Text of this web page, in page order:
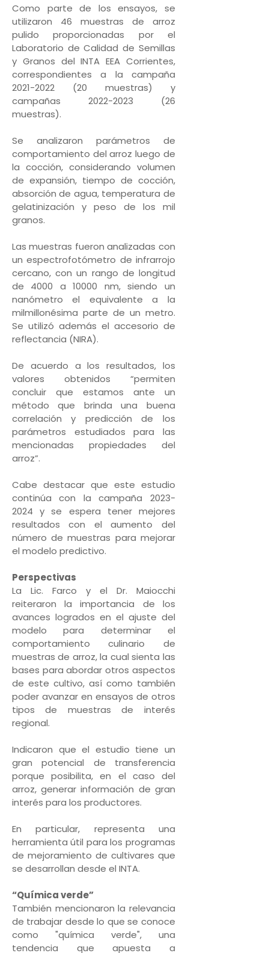
Como parte de los ensayos, se
utilizaron 46 muestras de arroz
pulido proporcionadas por el
Laboratorio de Calidad de Semillas
y Granos del INTA EEA Corrientes,
correspondientes a la campaña
2021-2022 (20 muestras) y
campañas 2022-2023 (26
muestras).
Se analizaron parámetros de
comportamiento del arroz luego de
la cocción, considerando volumen
de expansión, tiempo de cocción,
absorción de agua, temperatura de
gelatinización y peso de los mil
granos.
Las muestras fueron analizadas con
un espectrofotómetro de infrarrojo
cercano, con un rango de longitud
de 4000 a 10000 nm, siendo un
nanómetro el equivalente a la
milmillonésima parte de un metro.
Se utilizó además el accesorio de
reflectancia (NIRA).
De acuerdo a los resultados, los
valores obtenidos “permiten
concluir que estamos ante un
método que brinda una buena
correlación y predicción de los
parámetros estudiados para las
mencionadas propiedades del
arroz”.
Cabe destacar que este estudio
continúa con la campaña 2023-
2024 y se espera tener mejores
resultados con el aumento del
número de muestras para mejorar
el modelo predictivo.
Perspectivas
La Lic. Farco y el Dr. Maiocchi
reiteraron la importancia de los
avances logrados en el ajuste del
modelo para determinar el
comportamiento culinario de
muestras de arroz, la cual sienta las
bases para abordar otros aspectos
de este cultivo, así como también
poder avanzar en ensayos de otros
tipos de muestras de interés
regional.
Indicaron que el estudio tiene un
gran potencial de transferencia
porque posibilita, en el caso del
arroz, generar información de gran
interés para los productores.
En particular, representa una
herramienta útil para los programas
de mejoramiento de cultivares que
se desarrollan desde el INTA.
“Química verde”
También mencionaron la relevancia
de trabajar desde lo que se conoce
como "química verde", una
tendencia que apuesta a